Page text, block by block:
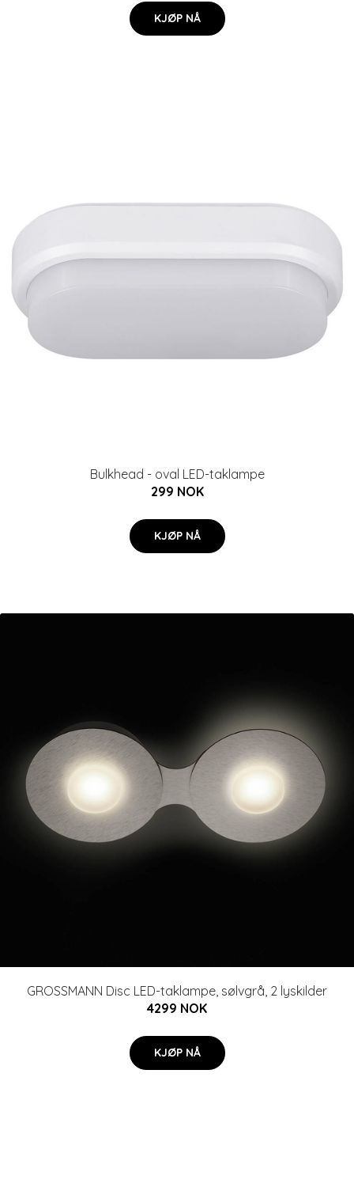
KJØP NÅ
Bulkhead - oval LED-taklampe
299 NOK
KJØP NÅ
GROSSMANN Disc LED-taklampe, sølvgrå, 2 lyskilder
4299 NOK
KJØP NÅ